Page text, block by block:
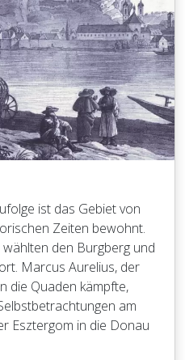
ist das Gebiet von
Zeiten bewohnt.
den Burgberg und
Marcus Aurelius, der
die Quaden kämpfte,
am
Esztergom in die Donau